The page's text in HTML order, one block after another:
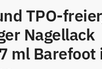
TPO-
Nagellack
ml Barefoot